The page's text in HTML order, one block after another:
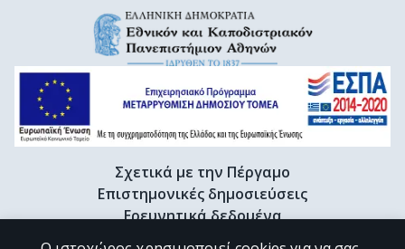
Σχετικά με την Πέργαμο
Επιστημονικές δημοσιεύσεις
Ερευνητικά δεδομένα
Διδακτορικές διατριβές & Γκρίζα βιβλιογραφία